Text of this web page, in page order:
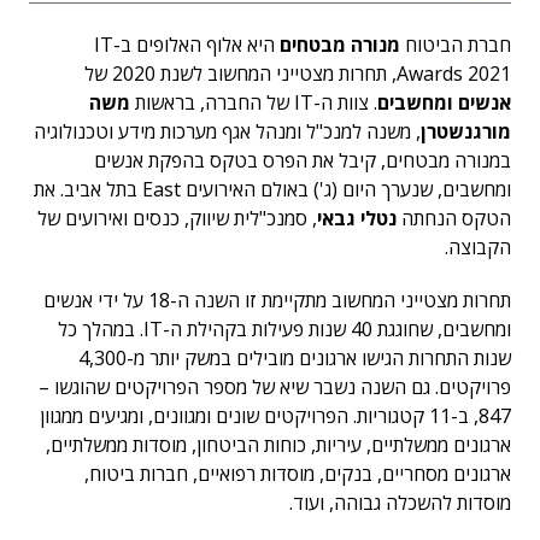
חברת הביטוח מנורה מבטחים
היא אלוף האלופים ב-IT
Awards 2021, תחרות מצטייני המחשוב לשנת 2020 של
אנשים ומחשבים. צוות ה-IT של החברה, בראשות
משה
מורגנשטרן, משנה למנכ"ל ומנהל אגף מערכות מידע וטכנולוגיה
במנורה מבטחים, קיבל את הפרס בטקס בהפקת אנשים
ומחשבים, שנערך היום (ג') באולם האירועים East בתל אביב. את
הטקס הנחתה נטלי גבאי, סמנכ"לית שיווק, כנסים ואירועים של
הקבוצה.
תחרות מצטייני המחשוב מתקיימת זו השנה ה-18 על ידי אנשים
ומחשבים, שחוגגת 40 שנות פעילות בקהילת ה-IT. במהלך כל
שנות התחרות הגישו ארגונים מובילים במשק יותר מ-4,300
פרויקטים. גם השנה נשבר שיא של מספר הפרויקטים שהוגשו –
847, ב-11 קטגוריות. הפרויקטים שונים ומגוונים, ומגיעים ממגוון
ארגונים ממשלתיים, עיריות, כוחות הביטחון, מוסדות ממשלתיים,
ארגונים מסחריים, בנקים, מוסדות רפואיים, חברות ביטוח,
מוסדות להשכלה גבוהה, ועוד.